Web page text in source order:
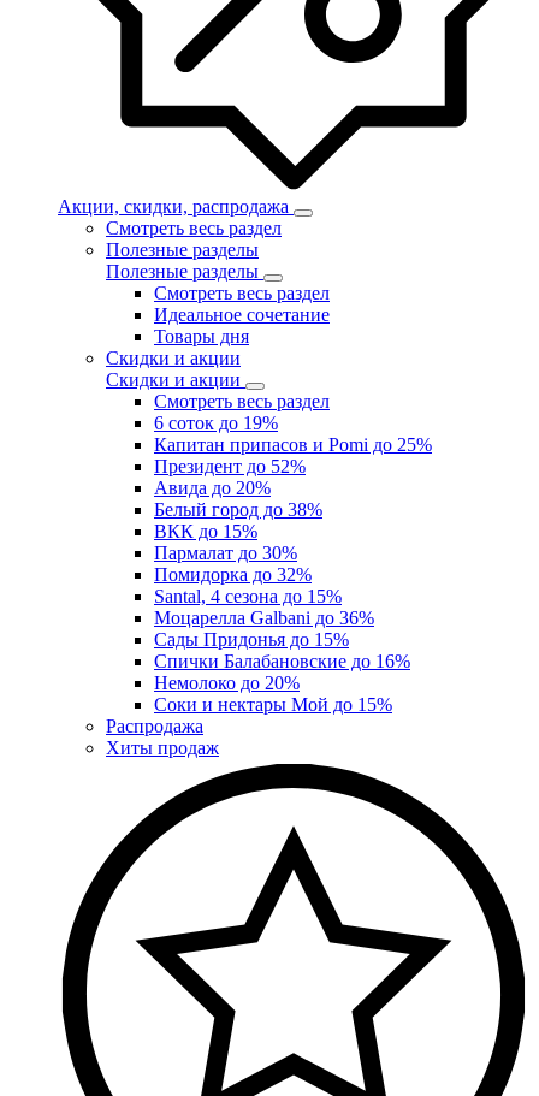
Акции, скидки, распродажа
Смотреть весь раздел
Полезные разделы
Полезные разделы
Смотреть весь раздел
Идеальное сочетание
Товары дня
Скидки и акции
Скидки и акции
Смотреть весь раздел
6 соток до 19%
Капитан припасов и Pomi до 25%
Президент до 52%
Авида до 20%
Белый город до 38%
ВКК до 15%
Пармалат до 30%
Помидорка до 32%
Santal, 4 сезона до 15%
Моцарелла Galbani до 36%
Сады Придонья до 15%
Спички Балабановские до 16%
Немолоко до 20%
Соки и нектары Мой до 15%
Распродажа
Хиты продаж